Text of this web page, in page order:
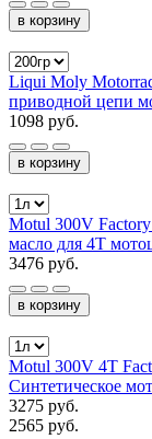
в корзину
Liqui Moly
приводной цепи
1098 руб.
в корзину
Motul 300V
масло для 4Т
3476 руб.
в корзину
Motul 300V 4T
Синтетическое
3275 руб.
2565 руб.